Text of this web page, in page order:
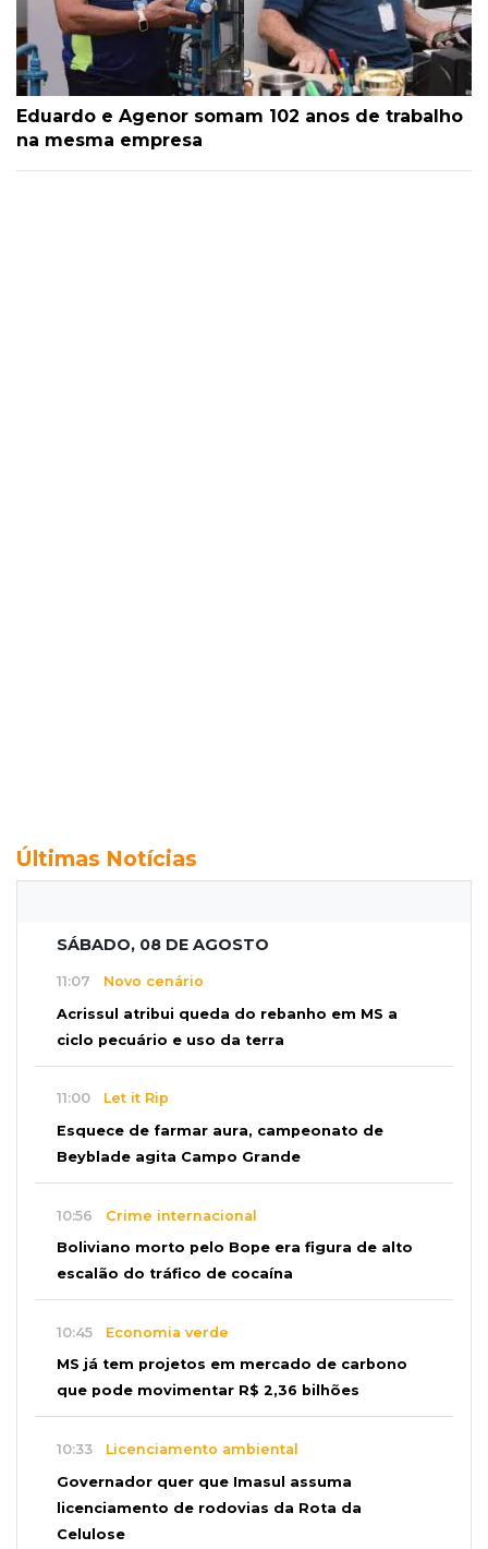
Eduardo e Agenor somam 102 anos de trabalho
na mesma empresa
Últimas Notícias
SÁBADO, 08 DE AGOSTO
11:07 Novo cenário
Acrissul atribui queda do rebanho em MS a
ciclo pecuário e uso da terra
11:00 Let it Rip
Esquece de farmar aura, campeonato de
Beyblade agita Campo Grande
10:56 Crime internacional
Boliviano morto pelo Bope era figura de alto
escalão do tráfico de cocaína
10:45 Economia verde
MS já tem projetos em mercado de carbono
que pode movimentar R$ 2,36 bilhões
10:33 Licenciamento ambiental
Governador quer que Imasul assuma
licenciamento de rodovias da Rota da
Celulose